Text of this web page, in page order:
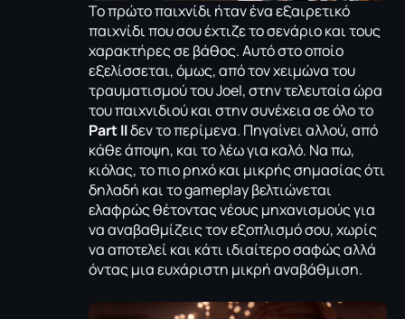
Το πρώτο παιχνίδι ήταν ένα εξαιρετικό
παιχνίδι που σου έχτιζε το σενάριο και τους
χαρακτήρες σε βάθος. Αυτό στο οποίο
εξελίσσεται, όμως, από τον χειμώνα του
τραυματισμού του Joel, στην τελευταία ώρα
του παιχνιδιού και στην συνέχεια σε όλο το
Part IIδεν το περίμενα. Πηγαίνει αλλού, από
κάθε άποψη, και το λέω για καλό. Να πω,
κιόλας, το πιο ρηχό και μικρής σημασίας ότι
δηλαδή και το gameplay βελτιώνεται
ελαφρώς θέτοντας νέους μηχανισμούς για
να αναβαθμίζεις τον εξοπλισμό σου, χωρίς
να αποτελεί και κάτι ιδιαίτερο σαφώς αλλά
όντας μια ευχάριστη μικρή αναβάθμιση.